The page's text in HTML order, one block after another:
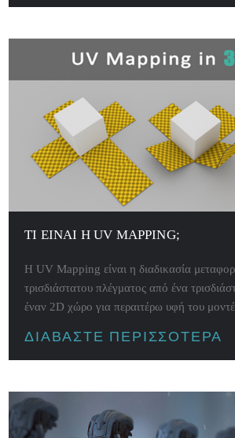
ΤΙ ΕΊΝΑΙ Η UV MAPPING;
Η UV Mapping είναι η διαδικασία
τρισδιάστατου πλέγματος από ένα
έναν 2D χώρο για περαιτέρω υφή του
ΔΙΑΒΆΣΤΕ ΠΕΡΙΣΣΌΤΕΡΑ